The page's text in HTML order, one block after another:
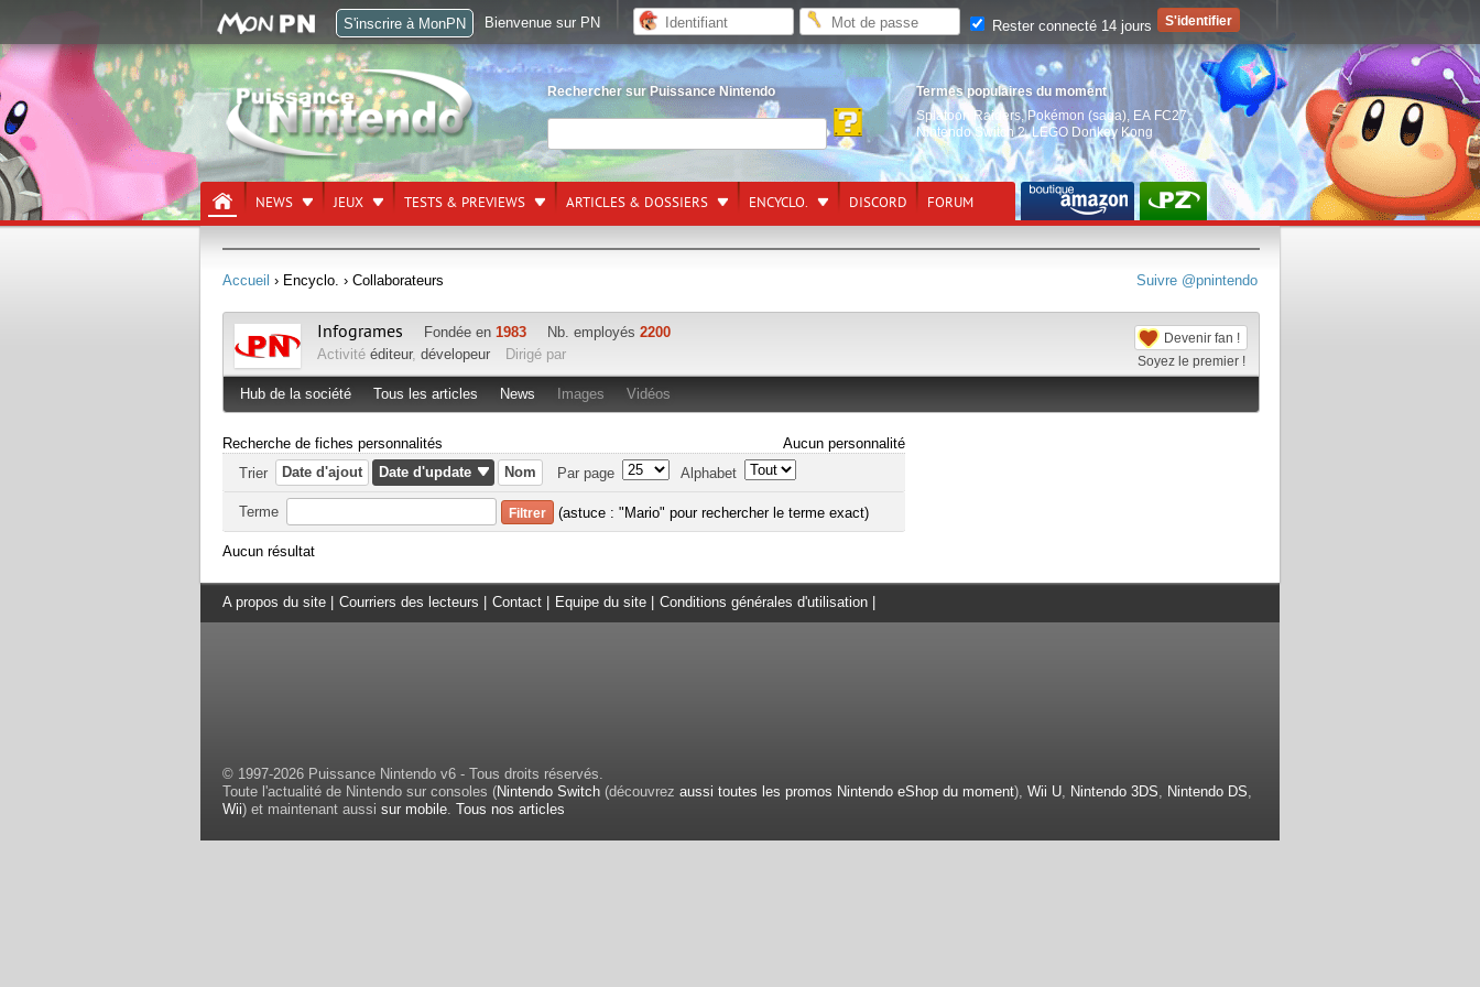
Rechercher sur Puissance Nintendo
Termes populaires du moment
Splatoon Raiders, Pokémon (saga) EA FC27,
Nintendo Switch 2,LEGO Donkey Kong
NEWS JEUX TESTS & PREVIEWS ARTICLES & DOSSIERS ENCYCLO. DISCORD FORUM
Suivre @pnintendo
Accueil › Encyclo. › Collaborateurs
Devenir fan !
Soyez le premier !
Infogrames Fondée en 1983 Nb. employés 2200
Activité éditeur, dévelopeur Dirigé par
Hub de la société Tous les articles News Images Vidéos
Recherche de fiches personnalités
Aucun personnalité
Trier
Date d'ajout Date d'update Nom Par page Alphabet
Terme (astuce : "Mario" pour rechercher le terme exact)
Aucun résultat
A propos du site Courriers des lecteurs Contact Equipe du site Conditions générales d'utilisation
© 1997-2026 Puissance Nintendo v6 - Tous droits réservés.
Toute l'actualité de Nintendo sur consoles (Nintendo Switch (découvrez aussi toutes les promos Nintendo eShop du moment), Wii U, Nintendo 3DS, Nintendo DS,
Wii) et maintenant aussi sur mobile. Tous nos articles
S'inscrire à MonPN Bienvenue sur PN Rester connecté 14 jours